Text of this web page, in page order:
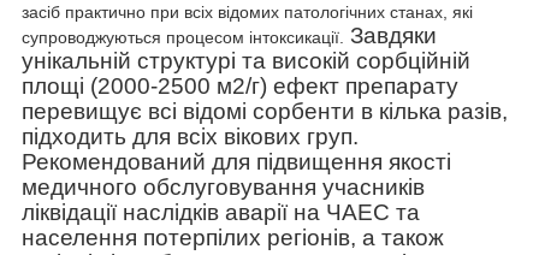
засіб практично при всіх відомих патологічних станах, які
супроводжуються процесом інтоксикації. Завдяки
унікальній структурі та високій сорбційній
площі (2000-2500 м2/г) ефект препарату
перевищує всі відомі сорбенти в кілька разів,
підходить для всіх вікових груп.
Рекомендований для підвищення якості
медичного обслуговування учасників
ліквідації наслідків аварії на ЧАЕС та
населення потерпілих регіонів, а також